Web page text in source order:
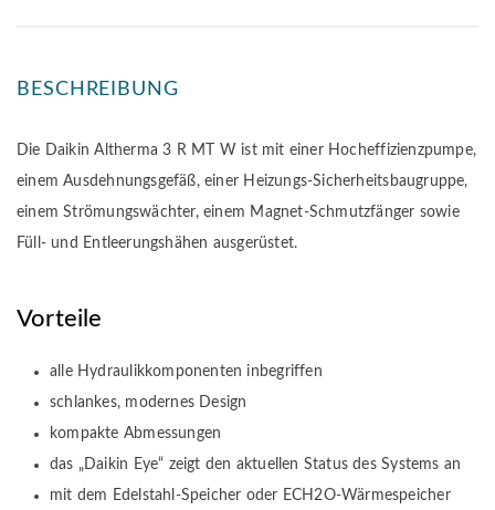
BESCHREIBUNG
Die Daikin Altherma 3 R MT W ist mit einer Hocheffizienzpumpe,
einem Ausdehnungsgefäß, einer Heizungs-Sicherheitsbaugruppe,
einem Strömungswächter, einem Magnet-Schmutzfänger sowie
Füll- und Entleerungshähen ausgerüstet.
Vorteile
alle Hydraulikkomponenten inbegriffen
schlankes, modernes Design
kompakte Abmessungen
das „Daikin Eye“ zeigt den aktuellen Status des Systems an
mit dem Edelstahl-Speicher oder ECH2O-Wärmespeicher